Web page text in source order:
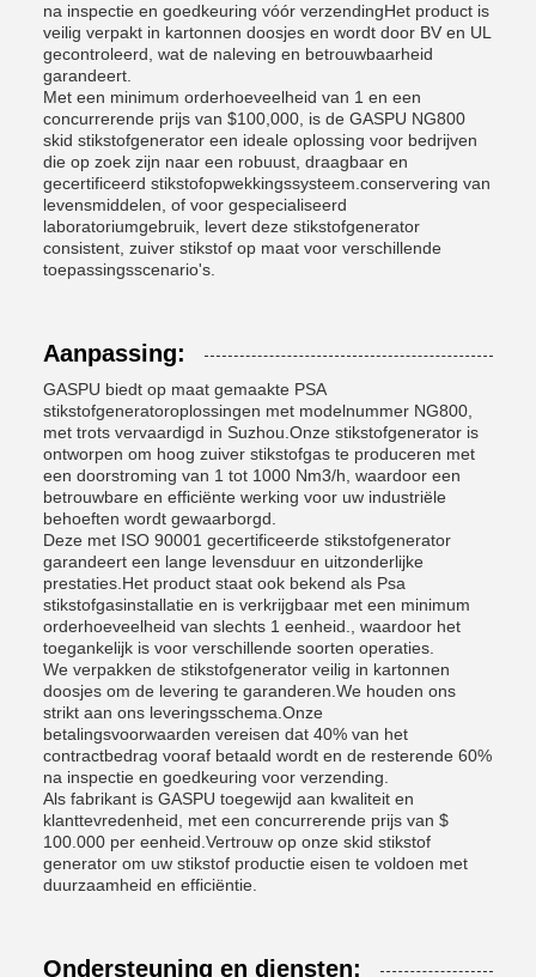
na inspectie en goedkeuring vóór verzendingHet product is
veilig verpakt in kartonnen doosjes en wordt door BV en UL
gecontroleerd, wat de naleving en betrouwbaarheid
garandeert.
Met een minimum orderhoeveelheid van 1 en een
concurrerende prijs van $100,000, is de GASPU NG800
skid stikstofgenerator een ideale oplossing voor bedrijven
die op zoek zijn naar een robuust, draagbaar en
gecertificeerd stikstofopwekkingssysteem.conservering van
levensmiddelen, of voor gespecialiseerd
laboratoriumgebruik, levert deze stikstofgenerator
consistent, zuiver stikstof op maat voor verschillende
toepassingsscenario's.
Aanpassing:
GASPU biedt op maat gemaakte PSA
stikstofgeneratoroplossingen met modelnummer NG800,
met trots vervaardigd in Suzhou.Onze stikstofgenerator is
ontworpen om hoog zuiver stikstofgas te produceren met
een doorstroming van 1 tot 1000 Nm3/h, waardoor een
betrouwbare en efficiënte werking voor uw industriële
behoeften wordt gewaarborgd.
Deze met ISO 90001 gecertificeerde stikstofgenerator
garandeert een lange levensduur en uitzonderlijke
prestaties.Het product staat ook bekend als Psa
stikstofgasinstallatie en is verkrijgbaar met een minimum
orderhoeveelheid van slechts 1 eenheid., waardoor het
toegankelijk is voor verschillende soorten operaties.
We verpakken de stikstofgenerator veilig in kartonnen
doosjes om de levering te garanderen.We houden ons
strikt aan ons leveringsschema.Onze
betalingsvoorwaarden vereisen dat 40% van het
contractbedrag vooraf betaald wordt en de resterende 60%
na inspectie en goedkeuring voor verzending.
Als fabrikant is GASPU toegewijd aan kwaliteit en
klanttevredenheid, met een concurrerende prijs van $
100.000 per eenheid.Vertrouw op onze skid stikstof
generator om uw stikstof productie eisen te voldoen met
duurzaamheid en efficiëntie.
Ondersteuning en diensten: